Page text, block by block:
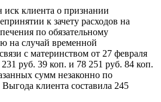
иск клиента о признании
к зачету расходов на
по обязательному
на случай временной
с материнством от 27 февраля
руб. 39 коп. и 78 251 руб. 84 коп.
сумм незаконно по
клиента составила 245